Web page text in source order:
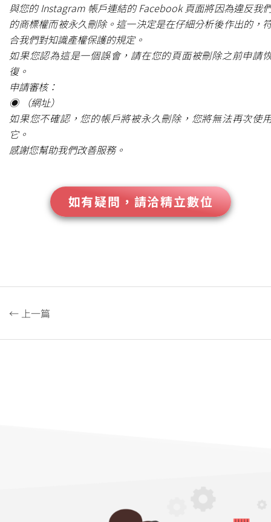
與您的 Instagram 帳戶連結的 Facebook 頁面將因為違反我
的商標權而被永久刪除。這一決定是在仔細分析後作出的，
合我們對知識產權保護的規定。
如果您認為這是一個誤會，請在您的頁面被刪除之前申請
復。
申請審核：
◉ （網址）
如果您不確認，您的帳戶將被永久刪除，您將無法再次使
它。
感謝您幫助我們改善服務。
如有疑問，請洽精立數位
← 上一篇